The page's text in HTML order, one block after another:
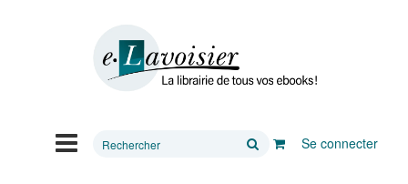
Rechercher
Se connecter